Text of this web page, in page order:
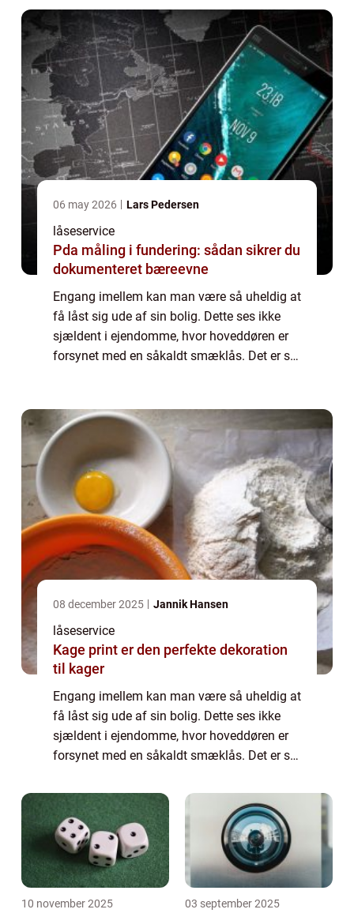
06 may 2026 Lars Pedersen
låseservice
Pda måling i fundering: sådan sikrer du
dokumenteret bæreevne
Engang imellem kan man være så uheldig at
få låst sig ude af sin bolig. Dette ses ikke
sjældent i ejendomme, hvor hoveddøren er
forsynet med en såkaldt smæklås. Det er så
08 december 2025 Jannik Hansen
låseservice
Kage print er den perfekte dekoration
til kager
Engang imellem kan man være så uheldig at
få låst sig ude af sin bolig. Dette ses ikke
sjældent i ejendomme, hvor hoveddøren er
forsynet med en såkaldt smæklås. Det er så
tanke om at nøglerne stadig hænger på k...
10 november 2025 03 september 2025